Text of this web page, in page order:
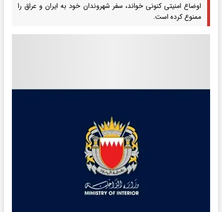
اوضاع امنیتی کنونی خواند، سفر شهروندان خود به ایران و عراق را
ممنوع کرده است.